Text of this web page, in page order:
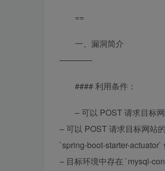
==
一、漏洞简介
————
#### 利用条件：
– 可以 POST 请求目标
– 可以 POST 请求目标网站
`spring-boot-starter-actuator`
– 目标环境中存在 `mysql-